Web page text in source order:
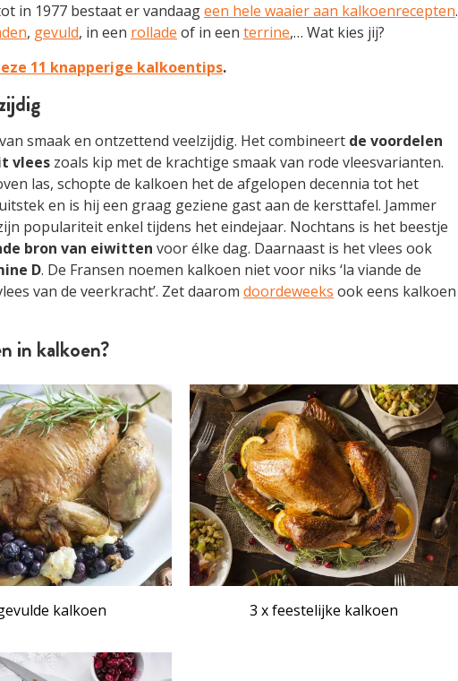
in 1977 bestaat er vandaageen hele waaier aan kalkoenrecepten.
, gevuld, in een rollade of in een terrine,… Wat kies jij?
11 knapperige kalkoentips.
smaak en ontzettend veelzijdig. Het combineert de voordelen
vlees zoals kip met de krachtige smaak van rode vleesvarianten.
las, schopte de kalkoen het de afgelopen decennia tot het
en is hij een graag geziene gast aan de kersttafel. Jammer
populariteit enkel tijdens het eindejaar. Nochtans is het beestje
bron van eiwitten voor élke dag. Daarnaast is het vlees ook
D. De Fransen noemen kalkoen niet voor niks ‘la viande de
van de veerkracht’. Zet daarom doordeweeks ook eens kalkoen
in kalkoen?
kalkoen 3 x feestelijke kalkoen